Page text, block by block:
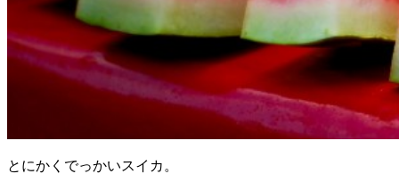
とにかくでっかいスイカ。